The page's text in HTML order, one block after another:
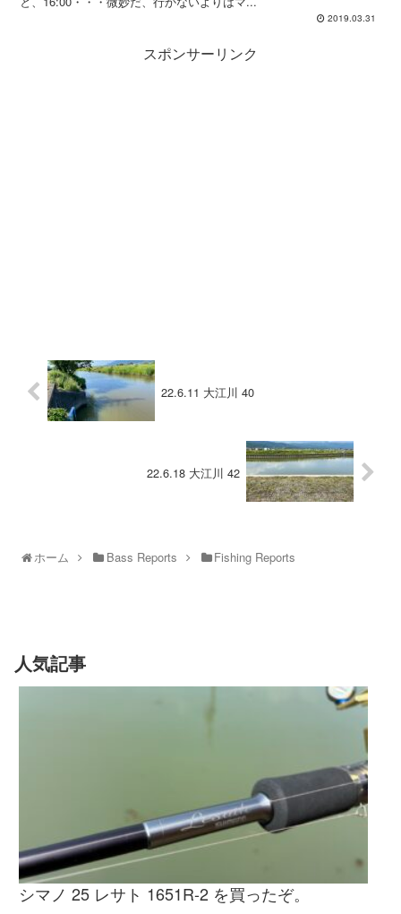
2019.03.31
スポンサーリンク
22.6.11 大江川 40
22.6.18 大江川 42
ホーム Bass Reports Fishing Reports
人気記事
シマノ 25 レサト 1651R-2 を買ったぞ。